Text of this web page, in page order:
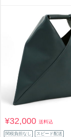
¥32,000送料込
関税負担なし スピード配送